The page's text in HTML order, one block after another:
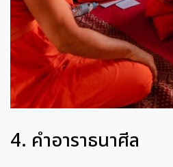
4. คำอาราธนาศีล